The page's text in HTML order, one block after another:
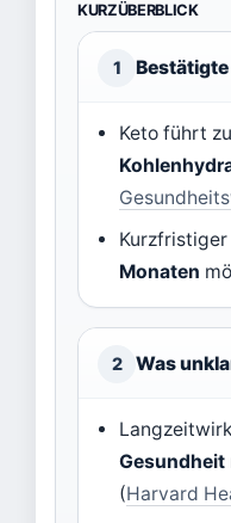
KURZÜBERBLICK
1
Keto führt
Monaten
2 Was
Gesundheit
(Harvard